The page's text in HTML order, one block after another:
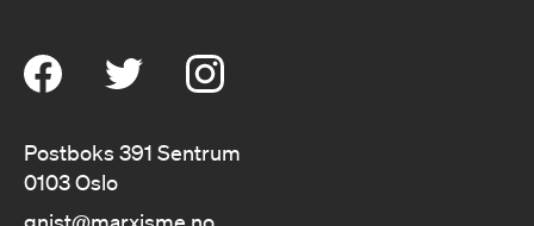
Postboks 391 Sentrum
0103 Oslo